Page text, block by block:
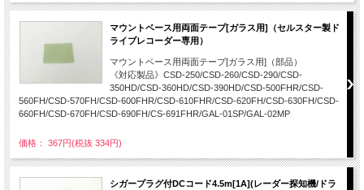
マウントベース用両面テープ[ガラス用]（セルスター製ド
ライブレコーダー専用）
マウントベース用両面テープ[ガラス用]（部品）
《対応製品》CSD-250/CSD-260/CSD-290/CSD-
350HD/CSD-360HD/CSD-390HD/CSD-500FHR/CSD-
560FH/CSD-570FH/CSD-600FHR/CSD-610FHR/CSD-620FH/CSD-630FH/CSD-
660FH/CSD-670FH/CSD-690FH/CS-691FHR/GAL-01SP/GAL-02MP
価格： 367円(税抜 334円)
シガープラグ付DCコード4.5m[1A](レーダー探知機/ドラ